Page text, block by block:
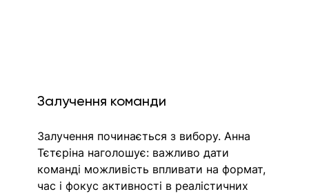
Залучення команди
Залучення починається з вибору. Анна
Тєтєріна наголошує: важливо дати
команді можливість впливати на формат,
час і фокус активності в реалістичних